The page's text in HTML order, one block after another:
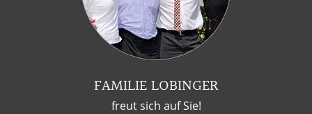
FAMILIE LOBINGER
freut sich auf Sie!